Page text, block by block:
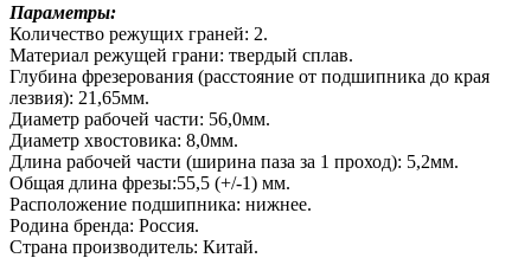
Параметры:
Количество режущих граней: 2.
Материал режущей грани: твердый сплав.
Глубина фрезерования (расстояние от подшипника до края
лезвия): 21,65мм.
Диаметр рабочей части: 56,0мм.
Диаметр хвостовика: 8,0мм.
Длина рабочей части (ширина паза за 1 проход): 5,2мм.
Общая длина фрезы:55,5 (+/-1) мм.
Расположение подшипника: нижнее.
Родина бренда: Россия.
Страна производитель: Китай.